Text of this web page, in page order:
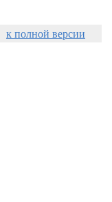
к полной версии